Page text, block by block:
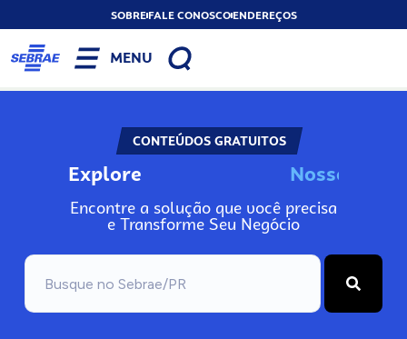
SOBREFALE CONOSCOENDEREÇOS
MENU
CONTEÚDOS GRATUITOS
Explore Nos
Encontre a solução que você precisa
e Transforme Seu Negócio